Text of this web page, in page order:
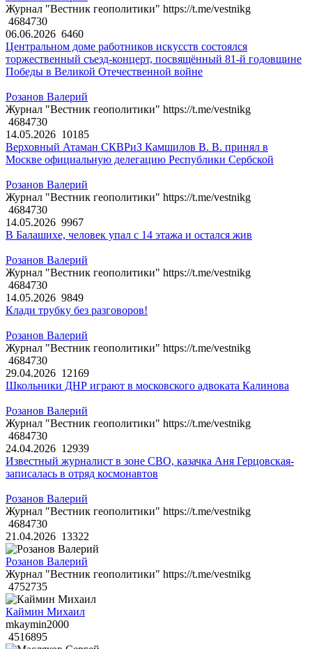
Журнал "Вестник геополитики" https://t.me/vestnikg
4684730
06.06.2026 6460
Центральном доме работников искусств состоялся
торжественный съезд-концерт, посвящённый 81-й годовщине
Победы в Великой Отечественной войне
Розанов Валерий
Журнал "Вестник геополитики" https://t.me/vestnikg
4684730
14.05.2026 10185
Верховный Атаман СКВРиЗ Камшилов В. В. принял в
Москве официальную делегацию Республики Сербской
Розанов Валерий
Журнал "Вестник геополитики" https://t.me/vestnikg
4684730
14.05.2026 9967
В Балашихе, человек упал с 14 этажа и остался жив
Розанов Валерий
Журнал "Вестник геополитики" https://t.me/vestnikg
4684730
14.05.2026 9849
Клади трубку без разговоров!
Розанов Валерий
Журнал "Вестник геополитики" https://t.me/vestnikg
4684730
29.04.2026 12169
Школьники ДНР играют в московского адвоката Калинова
Розанов Валерий
Журнал "Вестник геополитики" https://t.me/vestnikg
4684730
24.04.2026 12939
Известный журналист в зоне СВО, казачка Аня Герцовская-
записалась в отряд космонавтов
Розанов Валерий
Журнал "Вестник геополитики" https://t.me/vestnikg
4684730
21.04.2026 13322
Розанов Валерий
Журнал "Вестник геополитики" https://t.me/vestnikg
4752735
Каймин Михаил
mkaymin2000
4516895